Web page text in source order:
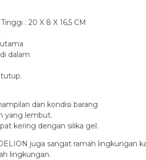
: 20 X 8 X 16,5 CM
dalam
dan kondisi barang
yang lembut.
kering dengan silika gel.
juga sangat ramah lingkungan
lingkungan.